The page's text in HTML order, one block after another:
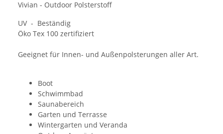
Vivian - Outdoor Polsterstoff
UV - Beständig
Öko Tex 100 zertifiziert
Geeignet für Innen- und Außenpolsterungen aller Art.
Boot
Schwimmbad
Saunabereich
Garten und Terrasse
Wintergarten und Veranda